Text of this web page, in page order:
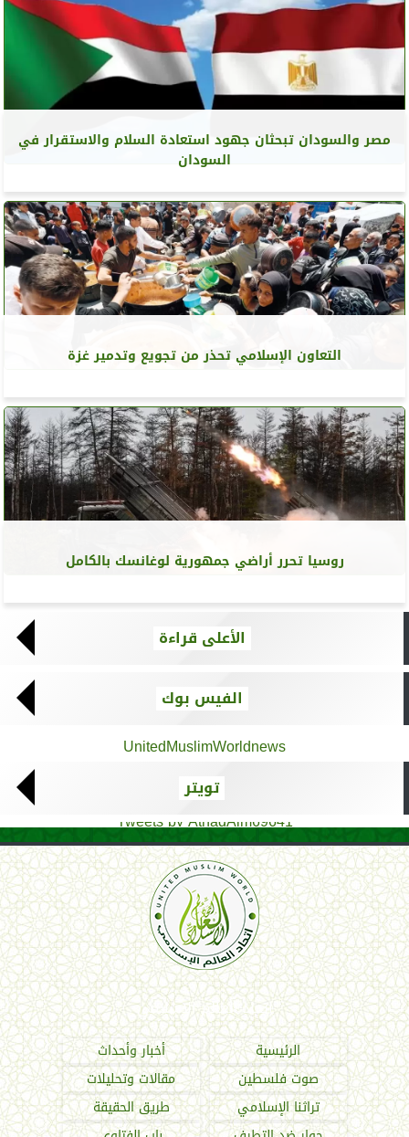
مصر والسودان تبحثان جهود استعادة السلام والاستقرار في
السودان
التعاون الإسلامي تحذر من تجويع وتدمير غزة
روسيا تحرر أراضي جمهورية لوغانسك بالكامل
الأعلى قراءة
الفيس بوك
UnitedMuslimWorldnews
تويتر
Tweets by AthadAlm69641
اتحاد العالم الإسلامي
الرئيسية
أخبار وأحداث
صوت فلسطين
مقالات وتحليلات
تراثنا الإسلامي
طريق الحقيقة